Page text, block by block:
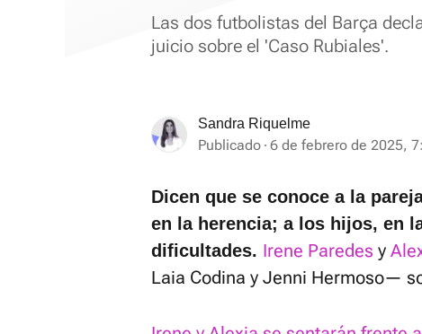
Las dos futbolistas del Barça
juicio sobre el 'Caso Rubiales'.
Sandra Riquelme
Publicado 6 de febrero de 2025,
Dicen que se conoce a la
en la herencia; a los hijos, en
dificultades. Irene Paredes y
Laia Codina y Jenni Hermoso—